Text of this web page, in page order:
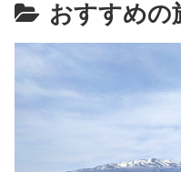
おすすめの